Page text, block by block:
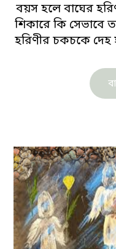
বয়স হলে বাঘের
শিকারে কি সেভাবে
হরিণীর চকচকে দেহ